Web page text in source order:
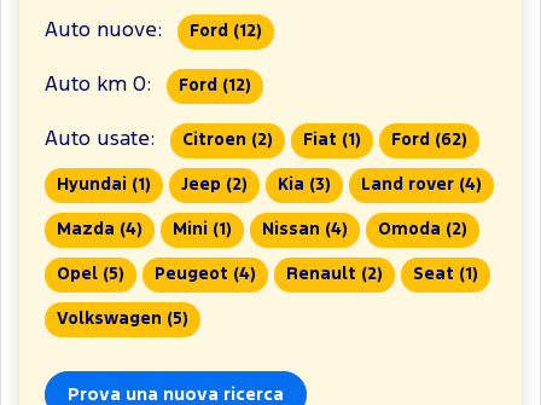
Auto nuove: Ford (12)
Auto km 0: Ford (12)
Auto usate: Citroen (2) Fiat (1) Ford (62)
Hyundai (1) Jeep (2) Kia (3) Land rover (4)
Mazda (4) Mini (1) Nissan (4) Omoda (2)
Opel (5) Peugeot (4) Renault (2) Seat (1)
Volkswagen (5)
Prova una nuova ricerca